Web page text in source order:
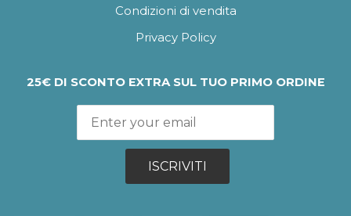
Condizioni di vendita
Privacy Policy
25€ DI SCONTO EXTRA SUL TUO PRIMO ORDINE
ISCRIVITI